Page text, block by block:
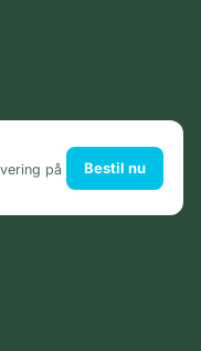
på
Bestil nu